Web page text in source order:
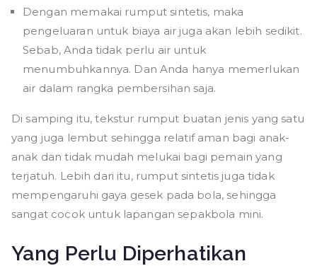
Dengan memakai rumput sintetis, maka
pengeluaran untuk biaya air juga akan lebih sedikit.
Sebab, Anda tidak perlu air untuk
menumbuhkannya. Dan Anda hanya memerlukan
air dalam rangka pembersihan saja.
Di samping itu, tekstur rumput buatan jenis yang satu
yang juga lembut sehingga relatif aman bagi anak-
anak dan tidak mudah melukai bagi pemain yang
terjatuh. Lebih dari itu, rumput sintetis juga tidak
mempengaruhi gaya gesek pada bola, sehingga
sangat cocok untuk lapangan sepakbola mini.
Yang Perlu Diperhatikan